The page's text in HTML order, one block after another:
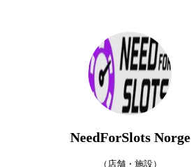
NeedForSlots Norge
（店舗・施設）